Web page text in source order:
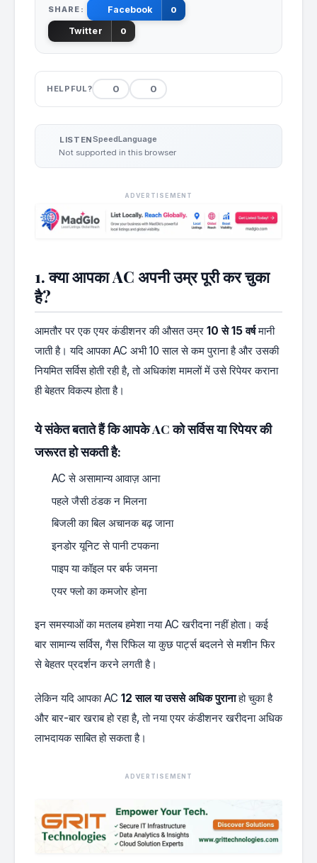
SHARE: Facebook 0
Twitter 0
HELPFUL? 0 0
LISTENSpeedLanguage
Not supported in this browser
ADVERTISEMENT
1. क्या आपका AC अपनी उम्र पूरी कर चुका
है?
आमतौर पर एक एयर कंडीशनर की औसत उम्र 10 से 15 वर्षमानी
जाती है। यदि आपका AC अभी 10 साल से कम पुराना है और उसकी
नियमित सर्विस होती रही है, तो अधिकांश मामलों में उसे रिपेयर कराना
ही बेहतर विकल्प होता है।
ये संकेत बताते हैं कि आपके AC को सर्विस या रिपेयर की
जरूरत हो सकती है:
AC से असामान्य आवाज़ आना
पहले जैसी ठंडक न मिलना
बिजली का बिल अचानक बढ़ जाना
इनडोर यूनिट से पानी टपकना
पाइप या कॉइल पर बर्फ जमना
एयर फ्लो का कमजोर होना
इन समस्याओं का मतलब हमेशा नया AC खरीदना नहीं होता। कई
बार सामान्य सर्विस, गैस रिफिल या कुछ पार्ट्स बदलने से मशीन फिर
से बेहतर प्रदर्शन करने लगती है।
लेकिन यदि आपका AC 12 साल या उससे अधिक पुरानाहो चुका है
और बार-बार खराब हो रहा है, तो नया एयर कंडीशनर खरीदना अधिक
लाभदायक साबित हो सकता है।
ADVERTISEMENT